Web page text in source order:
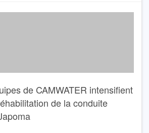
de CAMWATER intensifient
de la conduite